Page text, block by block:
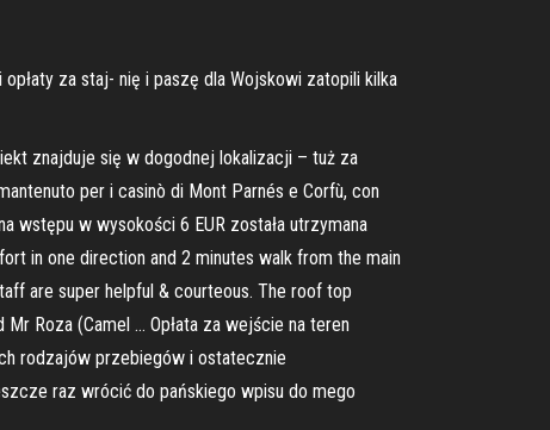
za staj- nię i paszę dla Wojskowi zatopili kilka
znajduje się w dogodnej lokalizacji – tuż za
per i casinò di Mont Parnés e Corfù, con
wstępu w wysokości 6 EUR została utrzymana
in one direction and 2 minutes walk from the main
are super helpful & courteous. The roof top
Roza (Camel … Opłata za wejście na teren
rodzajów przebiegów i ostatecznie
raz wrócić do pańskiego wpisu do mego